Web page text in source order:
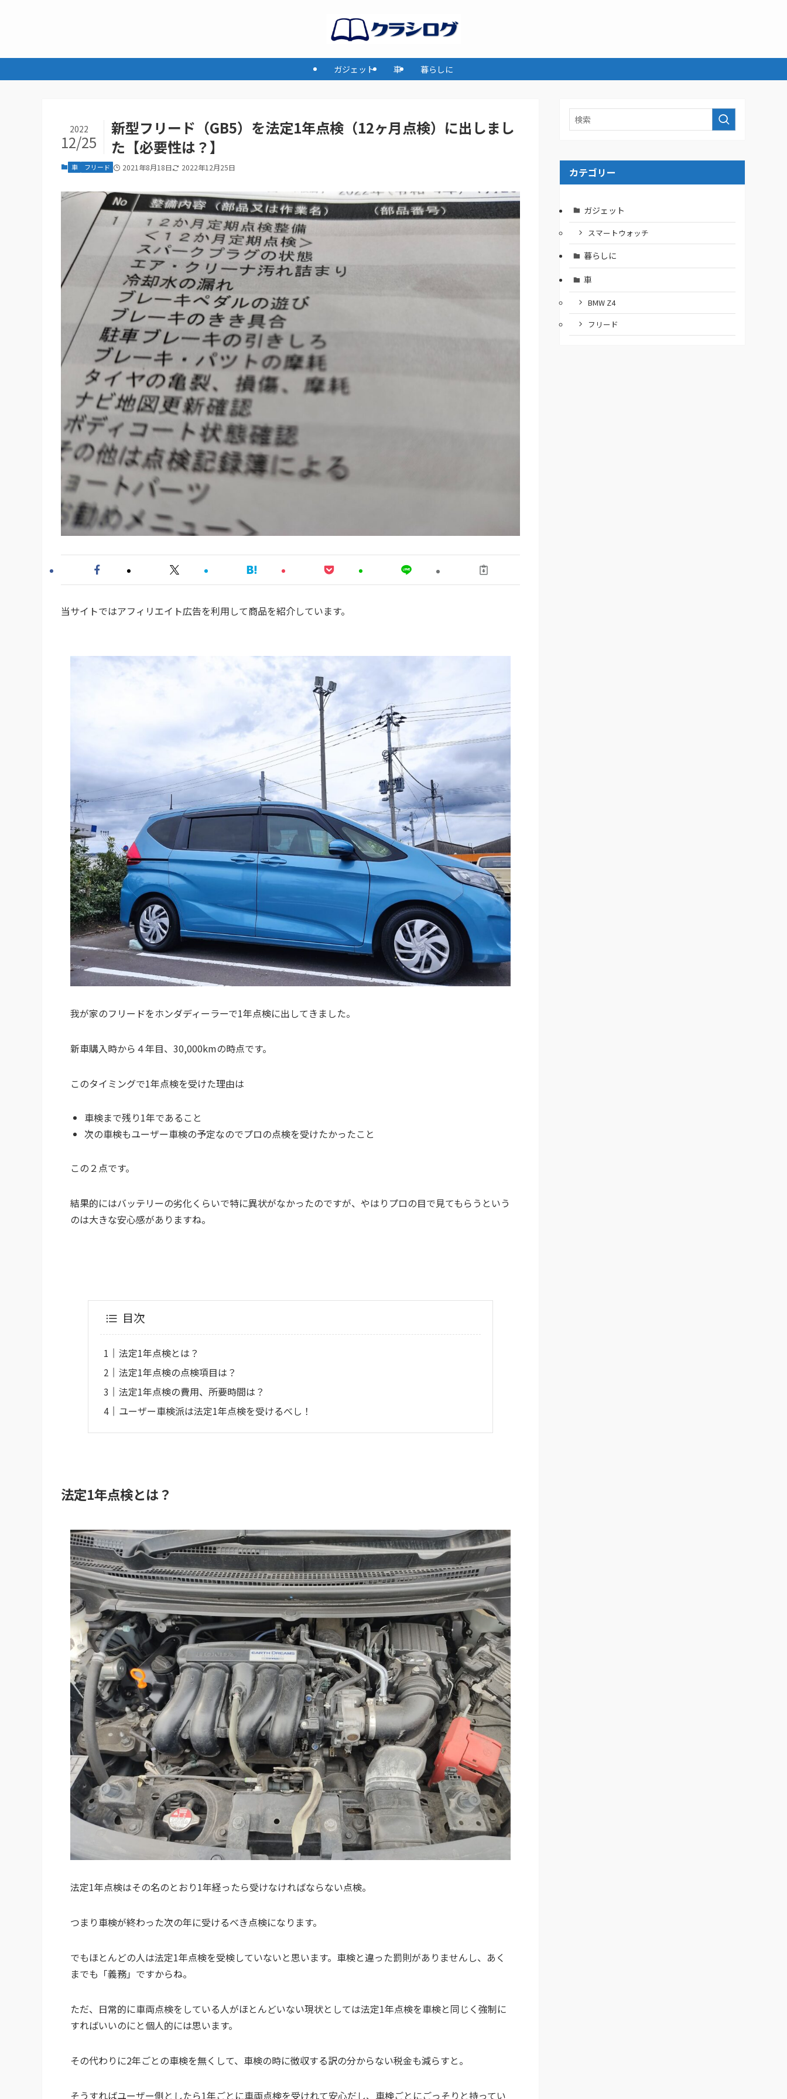
ガジェット 車 暮らしに
新型フリード（GB5）を法定1年点検（12ヶ月点検）に出しまし
た【必要性は？】
2022
12/25
車 フリード 2021年8月18日 2022年12月25日
当サイトではアフィリエイト広告を利用して商品を紹介しています。
我が家のフリードをホンダディーラーで1年点検に出してきました。
新車購入時から４年目、30,000kmの時点です。
このタイミングで1年点検を受けた理由は
車検まで残り1年であること
次の車検もユーザー車検の予定なのでプロの点検を受けたかったこと
この２点です。
結果的にはバッテリーの劣化くらいで特に異状がなかったのですが、やはりプロの目で見てもらうという
のは大きな安心感がありますね。
目次
法定1年点検とは？
法定1年点検の点検項目は？
法定1年点検の費用、所要時間は？
ユーザー車検派は法定1年点検を受けるべし！
法定1年点検とは？
法定1年点検はその名のとおり1年経ったら受けなければならない点検。
つまり車検が終わった次の年に受けるべき点検になります。
でもほとんどの人は法定1年点検を受検していないと思います。車検と違った罰則がありませんし、あく
までも「義務」ですからね。
ただ、日常的に車両点検をしている人がほとんどいない現状としては法定1年点検を車検と同じく強制に
すればいいのにと個人的には思います。
その代わりに2年ごとの車検を無くして、車検の時に徴収する訳の分からない税金も減らすと。
そうすればユーザー側としたら1年ごとに車両点検を受けれて安心だし、車検ごとにごっそりと持ってい
カテゴリー
ガジェット
スマートウォッチ
暮らしに
車
BMW Z4
フリード